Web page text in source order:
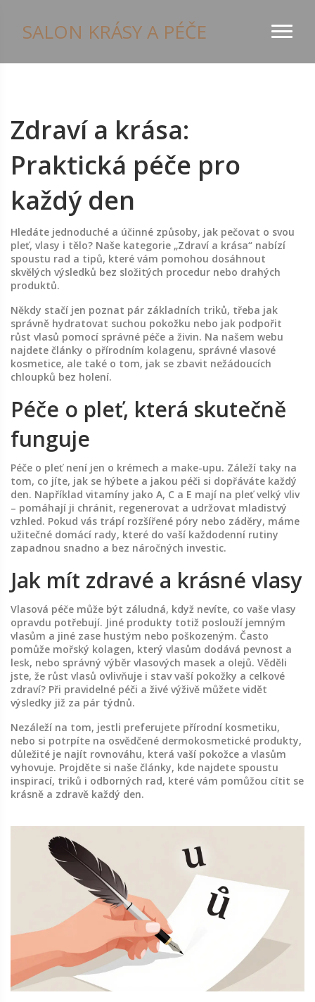
SALON KRÁSY A PÉČE
Zdraví a krása:
Praktická péče pro
každý den
Hledáte jednoduché a účinné způsoby, jak pečovat o svou
pleť, vlasy i tělo? Naše kategorie „Zdraví a krása“ nabízí
spoustu rad a tipů, které vám pomohou dosáhnout
skvělých výsledků bez složitých procedur nebo drahých
produktů.
Někdy stačí jen poznat pár základních triků, třeba jak
správně hydratovat suchou pokožku nebo jak podpořit
růst vlasů pomocí správné péče a živin. Na našem webu
najdete články o přírodním kolagenu, správné vlasové
kosmetice, ale také o tom, jak se zbavit nežádoucích
chloupků bez holení.
Péče o pleť, která skutečně
funguje
Péče o pleť není jen o krémech a make-upu. Záleží taky na
tom, co jíte, jak se hýbete a jakou péči si dopřáváte každý
den. Například vitamíny jako A, C a E mají na pleť velký vliv
– pomáhají ji chránit, regenerovat a udržovat mladistvý
vzhled. Pokud vás trápí rozšířené póry nebo záděry, máme
užitečné domácí rady, které do vaší každodenní rutiny
zapadnou snadno a bez náročných investic.
Jak mít zdravé a krásné vlasy
Vlasová péče může být záludná, když nevíte, co vaše vlasy
opravdu potřebují. Jiné produkty totiž poslouží jemným
vlasům a jiné zase hustým nebo poškozeným. Často
pomůže mořský kolagen, který vlasům dodává pevnost a
lesk, nebo správný výběr vlasových masek a olejů. Věděli
jste, že růst vlasů ovlivňuje i stav vaší pokožky a celkové
zdraví? Při pravidelné péči a živé výživě můžete vidět
výsledky již za pár týdnů.
Nezáleží na tom, jestli preferujete přírodní kosmetiku,
nebo si potrpíte na osvědčené dermokosmetické produkty,
důležité je najít rovnováhu, která vaší pokožce a vlasům
vyhovuje. Projděte si naše články, kde najdete spoustu
inspirací, triků i odborných rad, které vám pomůžou cítit se
krásně a zdravě každý den.